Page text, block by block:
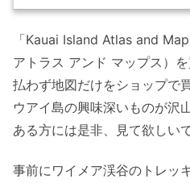
「Kauai Island Atlas and
アトラス アンド マップス）
払わず地図だけをショップで
ウアイ島の興味深いものが沢
ある方には是非、見て欲しいで
事前にワイメア渓谷のトレッ